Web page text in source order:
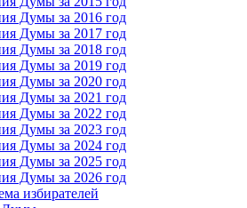
Думы за 2016 год
Думы за 2017 год
Думы за 2018 год
Думы за 2019 год
Думы за 2020 год
Думы за 2021 год
Думы за 2022 год
Думы за 2023 год
Думы за 2024 год
Думы за 2025 год
Думы за 2026 год
избирателей